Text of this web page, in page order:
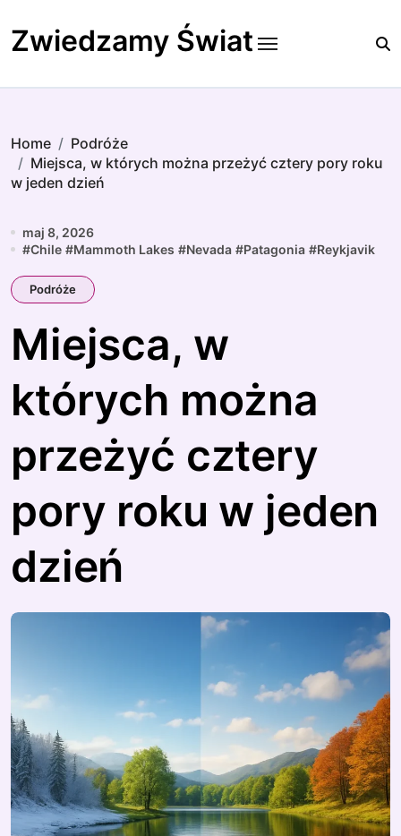
to
content
Zwiedzamy Świat
Home
Podróże
Miejsca, w których można przeżyć cztery pory roku
w jeden dzień
maj 8, 2026
#Chile #Mammoth Lakes #Nevada #Patagonia #Reykjavik
Podróże
Miejsca, w
których można
przeżyć cztery
pory roku w jeden
dzień